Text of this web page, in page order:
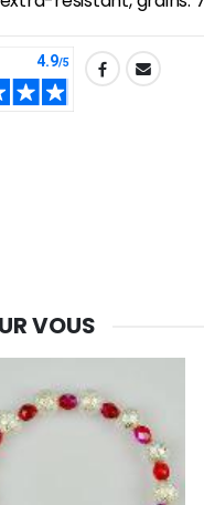
-30%
-20%
€12.00
VOUS